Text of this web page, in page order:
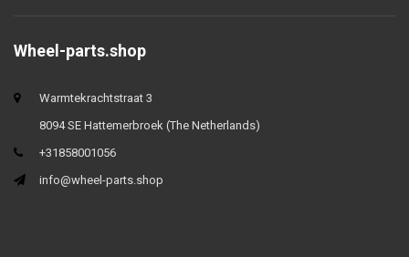
Wheel-parts.shop
Warmtekrachtstraat 3
8094 SE Hattemerbroek (The Netherlands)
+31858001056
info@wheel-parts.shop